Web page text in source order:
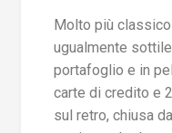
Molto più
ugualmente
portafoglio e in
carte di credito e
sul retro, chiusa